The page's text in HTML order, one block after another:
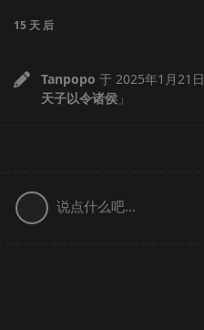
15 天 后
Tanpopo 于 2025年1月21日
天子以令诸侯 」
说点什么吧...